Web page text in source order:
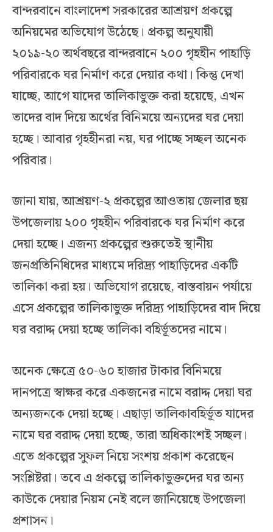
বান্দরবানে বাংলাদেশ সরকারের আশ্রয়ণ প্রকল্পে
অনিয়মের অভিযোগ উঠেছে। প্রকল্প অনুযায়ী
২০১৯-২০ অর্থবছরে বান্দরবানে ২০০ গৃহহীন পাহাড়ি
পরিবারকে ঘর নির্মাণ করে দেয়ার কথা। কিন্তু দেখা
যাচ্ছে, আগে যাদের তালিকাভুক্ত করা হয়েছে, এখন
তাদের বাদ দিয়ে অর্থের বিনিময়ে অন্যদের ঘর দেয়া
হচ্ছে। আবার গৃহহীনরা নয়, ঘর পাচ্ছে সচ্ছল অনেক
পরিবার।
জানা যায়, আশ্রয়ণ-২ প্রকল্পের আওতায় জেলার ছয়
উপজেলায় ২০০ গৃহহীন পরিবারকে ঘর নির্মাণ করে
দেয়া হচ্ছে। এজন্য প্রকল্পের শুরুতেই স্থানীয়
জনপ্রতিনিধিদের মাধ্যমে দরিদ্র্য পাহাড়িদের একটি
তালিকা করা হয়। অভিযোগ রয়েছে, বাস্তবায়ন পর্যায়ে
এসে প্রকল্পের তালিকাভুক্ত দরিদ্র্য পাহাড়িদের বাদ দিয়ে
ঘর বরাদ্দ দেয়া হচ্ছে তালিকা বহির্ভূতদের নামে।
অনেক ক্ষেত্রে ৫০-৬০ হাজার টাকার বিনিময়ে
দানপত্রে স্বাক্ষর করে একজনের নামে বরাদ্দ দেয়া ঘর
অন্যজনকে দেয়া হচ্ছে। এছাড়া তালিকাবহির্ভূত যাদের
নামে ঘর বরাদ্দ দেয়া হচ্ছে, তারা অধিকাংশই সচ্ছল।
এতে প্রকল্পের সুফল নিয়ে সংশয় প্রকাশ করেছেন
সংশ্লিষ্টরা। তবে এ প্রকল্পে তালিকাভুক্তদের ঘর অন্য
কাউকে দেয়ার নিয়ম নেই বলে জানিয়েছে উপজেলা
প্রশাসন।